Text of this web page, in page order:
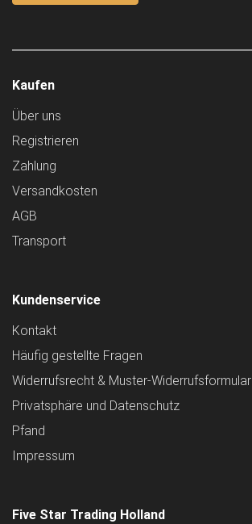
Kaufen
Über uns
Registrieren
Zahlung
Versandkosten
AGB
Transport
Kundenservice
Kontakt
Häufig gestellte Fragen
Widerrufsrecht & Muster-Widerrufsformular
Privatsphäre und Datenschutz
Pfand
Impressum
Five Star Trading Holland